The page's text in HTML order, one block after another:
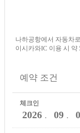
나하공항에서 자동차
이시카와IC 이용 시 약
예약 조건
체크인
2026． 09．